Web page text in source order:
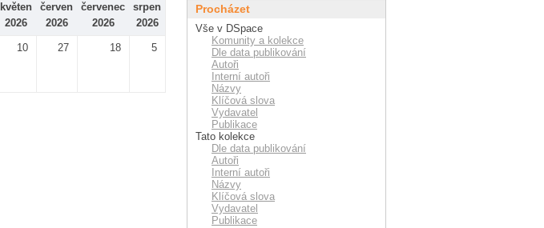
květen
2026
červen
2026
červenec
2026
srpen
2026
10 27 18 5
Procházet
Vše v DSpace
Komunity a kolekce
Dle data publikování
Autoři
Interní autoři
Názvy
Klíčová slova
Vydavatel
Publikace
Tato kolekce
Dle data publikování
Autoři
Interní autoři
Názvy
Klíčová slova
Vydavatel
Publikace